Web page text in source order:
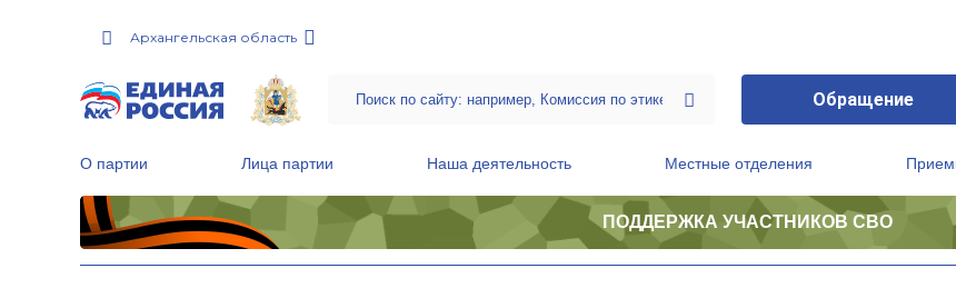
Архангельская область
Обращение
О партии Лица партии Наша деятельность Местные отделения
ПОДДЕРЖКА УЧАСТНИКОВ СВО